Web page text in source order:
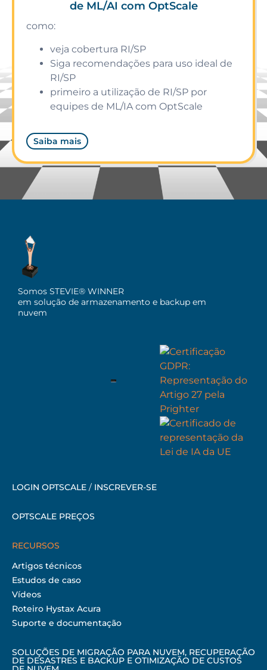
de ML/AI com OptScale
como:
veja cobertura RI/SP
Siga recomendações para uso ideal de
RI/SP
primeiro a utilização de RI/SP por
equipes de ML/IA com OptScale
Saiba mais
Somos STEVIE® WINNER
em solução de armazenamento e backup em
nuvem
LOGIN OPTSCALE / INSCREVER-SE
OPTSCALE PREÇOS
RECURSOS
Artigos técnicos
Estudos de caso
Vídeos
Roteiro Hystax Acura
Suporte e documentação
SOLUÇÕES DE MIGRAÇÃO PARA NUVEM, RECUPERAÇÃO
DE DESASTRES E BACKUP E OTIMIZAÇÃO DE CUSTOS